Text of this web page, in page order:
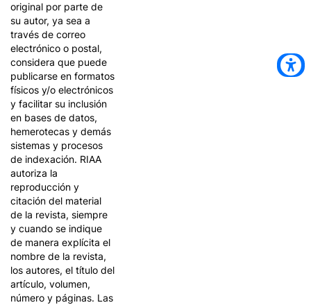
original por parte de
su autor, ya sea a
través de correo
electrónico o postal,
considera que puede
publicarse en formatos
físicos y/o electrónicos
y facilitar su inclusión
en bases de datos,
hemerotecas y demás
sistemas y procesos
de indexación. RIAA
autoriza la
reproducción y
citación del material
de la revista, siempre
y cuando se indique
de manera explícita el
nombre de la revista,
los autores, el título del
artículo, volumen,
número y páginas. Las